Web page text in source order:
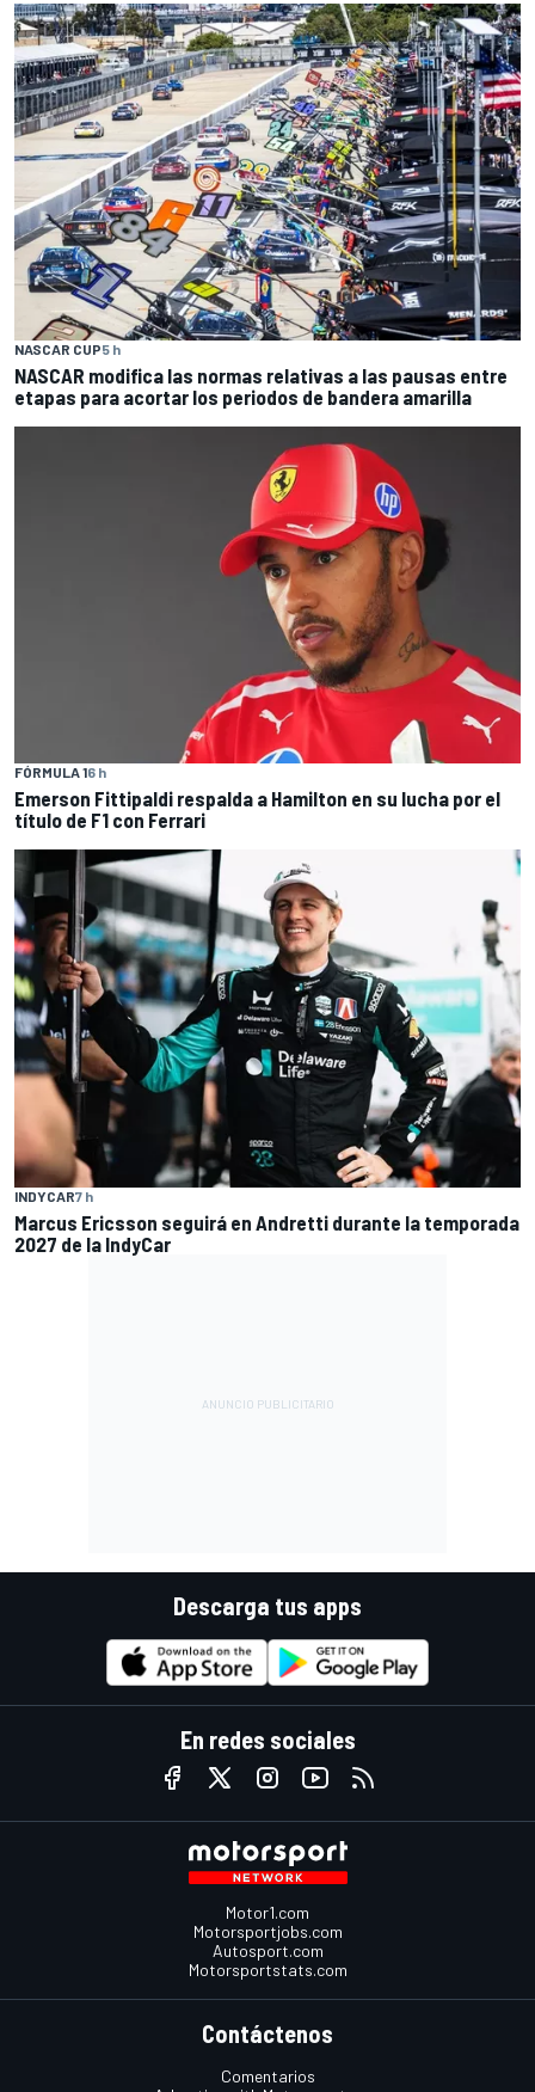
NASCAR CUP5 h
NASCAR modifica las normas relativas a las pausas entre
etapas para acortar los periodos de bandera amarilla
FÓRMULA 16 h
Emerson Fittipaldi respalda a Hamilton en su lucha por el
título de F1 con Ferrari
INDYCAR7 h
Marcus Ericsson seguirá en Andretti durante la temporada
2027 de la IndyCar
Descarga tus apps
En redes sociales
Motor1.com
Motorsportjobs.com
Autosport.com
Motorsportstats.com
Contáctenos
Comentarios